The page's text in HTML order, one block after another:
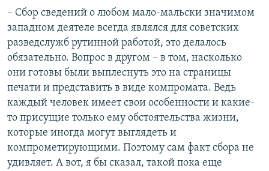
– Сбор сведений о любом мало-мальски значимом
западном деятеле всегда являлся для советских
разведслужб рутинной работой, это делалось
обязательно. Вопрос в другом – в том, насколько
они готовы были выплеснуть это на страницы
печати и представить в виде компромата. Ведь
каждый человек имеет свои особенности и какие-
то присущие только ему обстоятельства жизни,
которые иногда могут выглядеть и
компрометирующими. Поэтому сам факт сбора не
удивляет. А вот, я бы сказал, такой пока еще